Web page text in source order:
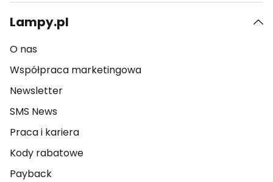
Lampy.pl
O nas
Współpraca marketingowa
Newsletter
SMS News
Praca i kariera
Kody rabatowe
Payback